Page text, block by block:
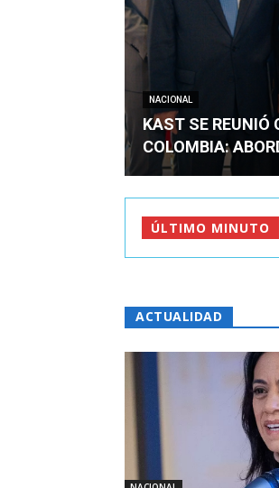
NACIONAL
KAST SE REUNIÓ
COLOMBIA:
ÚLTIMO MINUTO
ACTUALIDAD